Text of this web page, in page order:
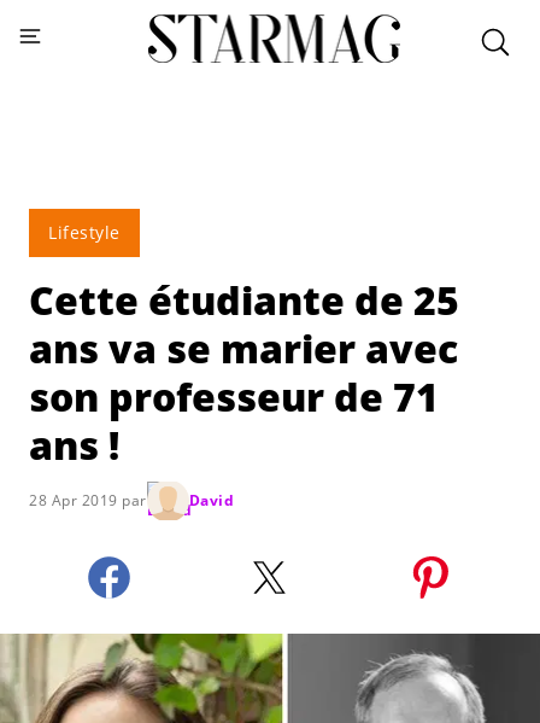
Lifestyle
Cette étudiante de 25
ans va se marier avec
son professeur de 71
ans !
28 Apr 2019 par David